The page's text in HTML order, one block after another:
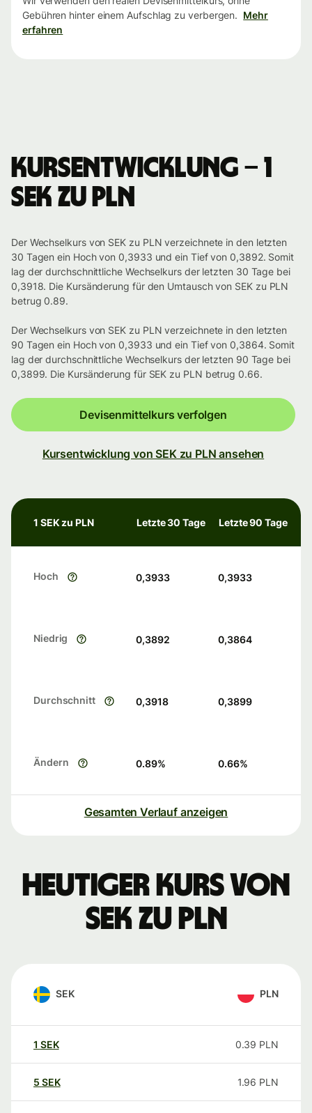
Gebühren hinter einem Aufschlag zu verbergen. Mehr
erfahren
Kursentwicklung – 1
SEK zu PLN
Der Wechselkurs von SEK zu PLN verzeichnete in den letzten
30 Tagen ein Hoch von 0,3933 und ein Tief von 0,3892. Somit
lag der durchschnittliche Wechselkurs der letzten 30 Tage bei
0,3918. Die Kursänderung für den Umtausch von SEK zu PLN
betrug 0.89.
Der Wechselkurs von SEK zu PLN verzeichnete in den letzten
90 Tagen ein Hoch von 0,3933 und ein Tief von 0,3864. Somit
lag der durchschnittliche Wechselkurs der letzten 90 Tage bei
0,3899. Die Kursänderung für SEK zu PLN betrug 0.66.
Devisenmittelkurs verfolgen
Kursentwicklung von SEK zu PLN ansehen
1 SEK zu PLN Letzte 30 Tage Letzte 90 Tage
Hoch 0,3933 0,3933
Niedrig 0,3892 0,3864
Durchschnitt 0,3918 0,3899
Ändern 0.89% 0.66%
Gesamten Verlauf anzeigen
Heutiger Kurs von
SEK zu PLN
SEK PLN
1 SEK 0.39 PLN
5 SEK 1.96 PLN